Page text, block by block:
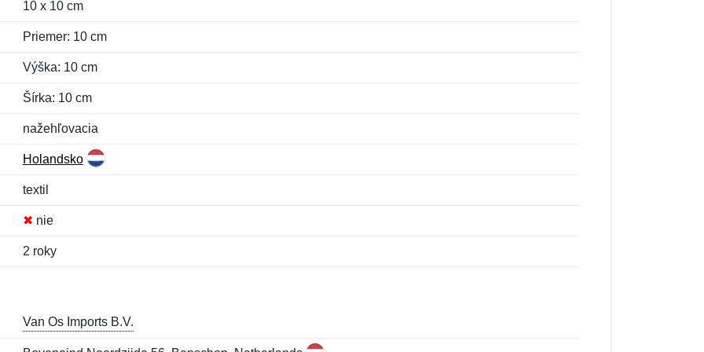
10 x 10 cm
Priemer: 10 cm
Výška: 10 cm
Šírka: 10 cm
nažehľovacia
Holandsko
textil
✖ nie
2 roky
Van Os Imports B.V.